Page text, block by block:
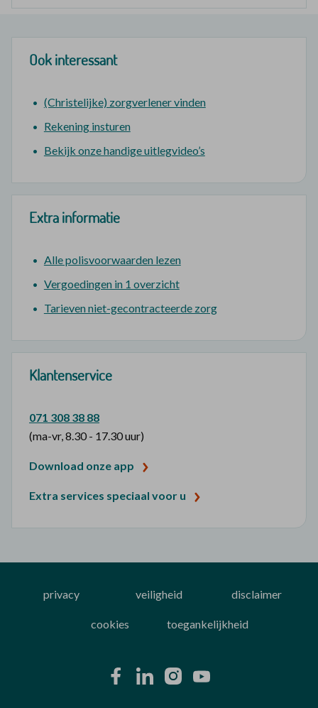
Ook interessant
(Christelijke) zorgverlener vinden
Rekening insturen
Bekijk onze handige uitlegvideo’s
Extra informatie
Alle polisvoorwaarden lezen
Vergoedingen in 1 overzicht
Tarieven niet-gecontracteerde zorg
Klantenservice
071 308 38 88
(ma-vr, 8.30 - 17.30 uur)
Download onze app
Extra services speciaal voor u
privacy veiligheid disclaimer
cookies toegankelijkheid